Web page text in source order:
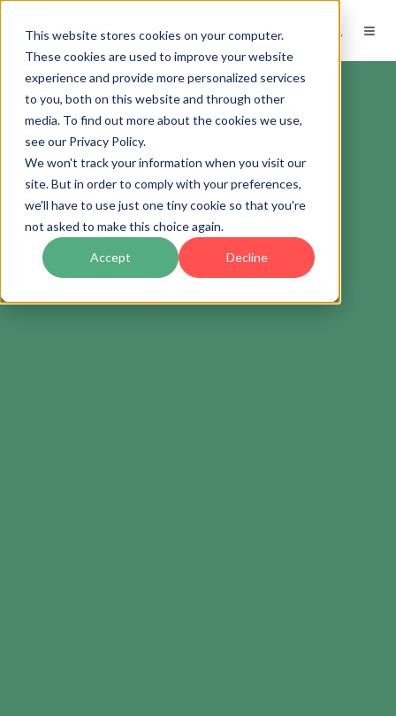
This website stores cookies on your computer.
These cookies are used to improve your website
experience and provide more personalized services
to you, both on this website and through other
media. To find out more about the cookies we use,
see our Privacy Policy.
We won't track your information when you visit our
site. But in order to comply with your preferences,
we'll have to use just one tiny cookie so that you're
not asked to make this choice again.
Accept Decline
ES